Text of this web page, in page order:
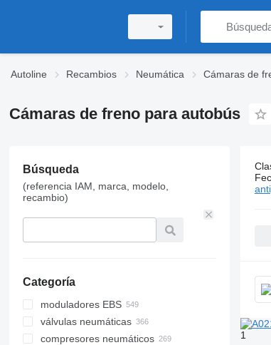
Autoline Recambios Neumática Cámaras de
Cámaras de freno para autobús
Búsqueda
(referencia IAM, marca, modelo,
recambio)
Categoría
moduladores EBS
válvulas neumáticas
compresores neumáticos
6
1